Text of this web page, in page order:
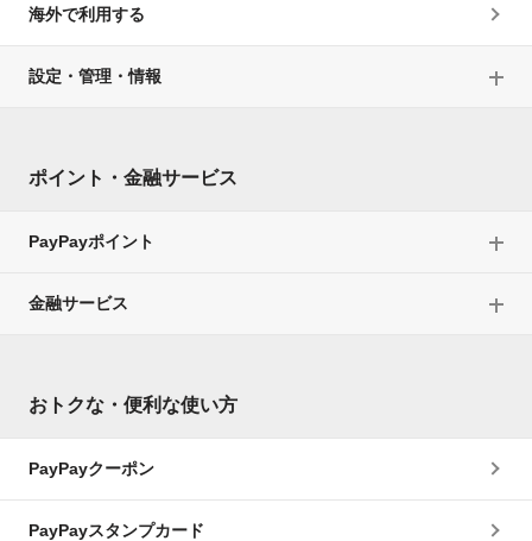
海外で利用する
設定・管理・情報
ポイント・金融サービス
PayPayポイント
金融サービス
おトクな・便利な使い方
PayPayクーポン
PayPayスタンプカード